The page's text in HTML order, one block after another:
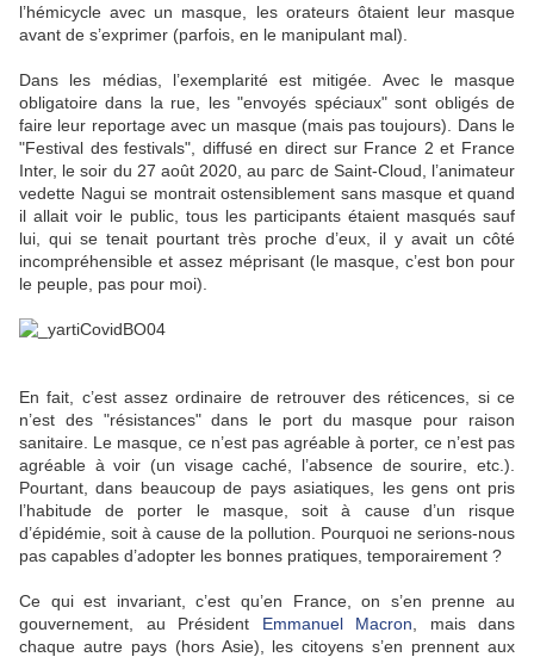
l’hémicycle avec un masque, les orateurs ôtaient leur masque
avant de s’exprimer (parfois, en le manipulant mal).
Dans les médias, l’exemplarité est mitigée. Avec le masque
obligatoire dans la rue, les "envoyés spéciaux" sont obligés de
faire leur reportage avec un masque (mais pas toujours). Dans le
"Festival des festivals", diffusé en direct sur France 2 et France
Inter, le soir du 27 août 2020, au parc de Saint-Cloud, l’animateur
vedette Nagui se montrait ostensiblement sans masque et quand
il allait voir le public, tous les participants étaient masqués sauf
lui, qui se tenait pourtant très proche d’eux, il y avait un côté
incompréhensible et assez méprisant (le masque, c’est bon pour
le peuple, pas pour moi).
En fait, c’est assez ordinaire de retrouver des réticences, si ce
n’est des "résistances" dans le port du masque pour raison
sanitaire. Le masque, ce n’est pas agréable à porter, ce n’est pas
agréable à voir (un visage caché, l’absence de sourire, etc.).
Pourtant, dans beaucoup de pays asiatiques, les gens ont pris
l’habitude de porter le masque, soit à cause d’un risque
d’épidémie, soit à cause de la pollution. Pourquoi ne serions-nous
pas capables d’adopter les bonnes pratiques, temporairement ?
Ce qui est invariant, c’est qu’en France, on s’en prenne au
gouvernement, au Président Emmanuel Macron , mais dans
chaque autre pays (hors Asie), les citoyens s’en prennent aux